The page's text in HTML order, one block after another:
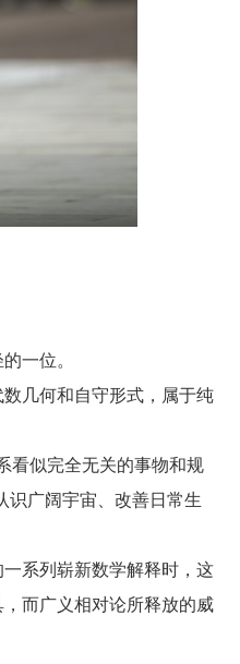
一位。
几何和自守形式，属于纯
似完全无关的事物和规
识广阔宇宙、改善日常生
系列崭新数学解释时，这
而广义相对论所释放的威